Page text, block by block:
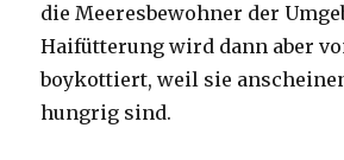
die Meeresbewohner der
Haifütterung wird dann aber
boykottiert, weil sie
hungrig sind.